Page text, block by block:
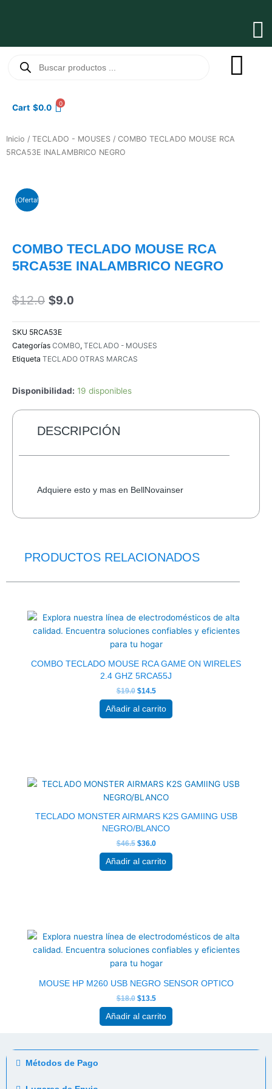
productos
Cart $0.0 0
Inicio / TECLADO - MOUSES / COMBO TECLADO MOUSE RCA
5RCA53E INALAMBRICO NEGRO
¡Oferta!
COMBO TECLADO MOUSE RCA
5RCA53E INALAMBRICO NEGRO
$12.0 El
original
era:
$12.0.
$9.0
actual
es:
$9.0.
SKU 5RCA53E
Categorías COMBO, TECLADO - MOUSES
Etiqueta TECLADO OTRAS MARCAS
Disponibilidad: 19 disponibles
DESCRIPCIÓN
Adquiere esto y mas en BellNovainser
PRODUCTOS RELACIONADOS
COMBO TECLADO MOUSE RCA GAME ON WIRELES
2.4 GHZ 5RCA55J
$19.0
original
era:
$19.0.
$14.5
actual
es:
$14.5.
Añadir al carrito
TECLADO MONSTER AIRMARS K2S GAMIING USB
NEGRO/BLANCO
$46.5
original
era:
$46.5.
$36.0
actual
es:
$36.0.
Añadir al carrito
MOUSE HP M260 USB NEGRO SENSOR OPTICO
$18.0
original
era:
$18.0.
$13.5
actual
es:
$13.5.
Añadir al carrito
Métodos de Pago